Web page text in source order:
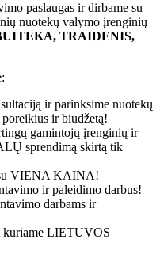
paslaugas ir dirbame su
nuotekų valymo įrenginių
TRAIDENIS,
ir parinksime nuotekų
ir biudžetą!
gamintojų įrenginių ir
sprendimą skirtą tik
VIENA KAINA!
ir paleidimo darbus!
darbams ir
kuriame LIETUVOS